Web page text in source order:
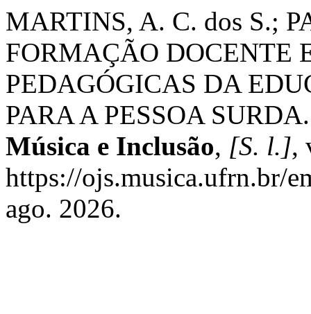
MARTINS, A. C. dos S.;
FORMAÇÃO DOCENTE
PEDAGÓGICAS DA
PARA A PESSOA
Música e Inclusão, [S. l.],
https://ojs.musica.ufrn.br/
ago. 2026.